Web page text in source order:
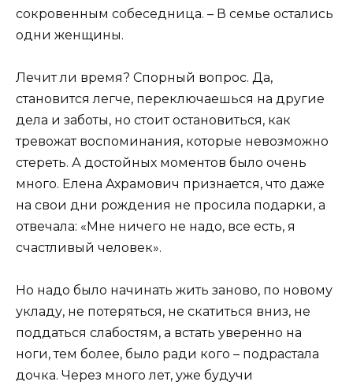
сокровенным собеседница. – В семье остались
одни женщины.
Лечит ли время? Спорный вопрос. Да,
становится легче, переключаешься на другие
дела и заботы, но стоит остановиться, как
тревожат воспоминания, которые невозможно
стереть. А достойных моментов было очень
много. Елена Ахрамович признается, что даже
на свои дни рождения не просила подарки, а
отвечала: «Мне ничего не надо, все есть, я
счастливый человек».
Но надо было начинать жить заново, по новому
укладу, не потеряться, не скатиться вниз, не
поддаться слабостям, а встать уверенно на
ноги, тем более, было ради кого – подрастала
дочка. Через много лет, уже будучи